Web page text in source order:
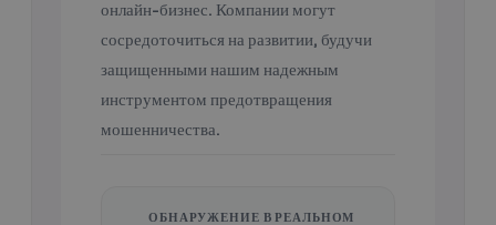
онлайн-бизнес. Компании могут
сосредоточиться на развитии, будучи
защищенными нашим надежным
инструментом предотвращения
мошенничества.
ОБНАРУЖЕНИЕ В РЕАЛЬНОМ